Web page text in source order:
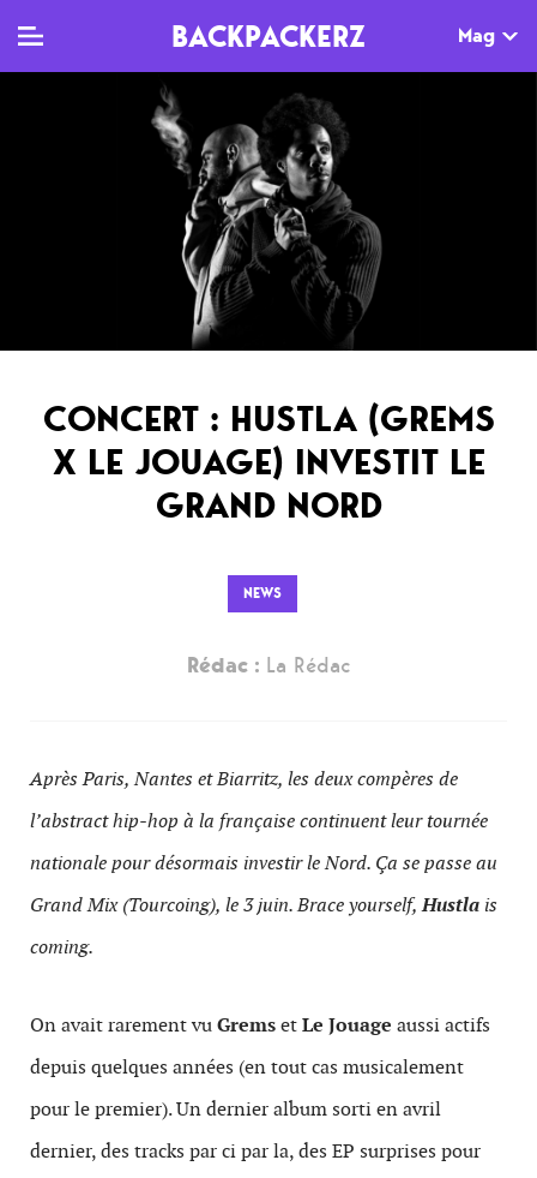
BACKPACKERZ Mag
MAG
Dossiers
Tops
Interviews
Sorties
Newsletter
CONCERT : HUSTLA (GREMS
X LE JOUAGE) INVESTIT LE
GRAND NORD
NEWS
Rédac : La Rédac
AprèsParis,Nantes etBiarritz, les deux compères de
l’abstract hip-hop à la française continuent leur tournée
nationale pour désormais investir le Nord. Ça se passe au
Grand Mix (Tourcoing), le 3 juin. Brace yourself,Hustla is
coming.
On avait rarement vuGremsetLe Jouage aussi actifs
depuis quelques années (en tout cas musicalement
pour le premier). Un dernier album sorti en avril
dernier, des tracks par ci par la, des EP surprises pour